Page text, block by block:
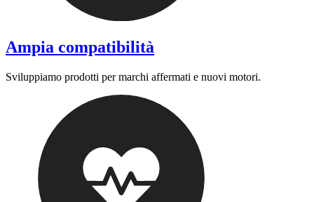
Ampia compatibilità
Sviluppiamo prodotti per marchi affermati e nuovi motori.